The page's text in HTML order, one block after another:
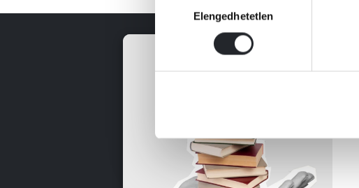
kiválasztásaElengedhetetlen